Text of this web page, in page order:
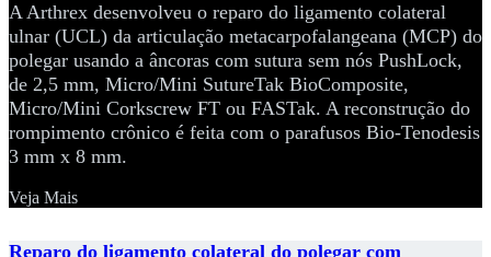
A Arthrex desenvolveu o reparo do ligamento colateral
ulnar (UCL) da articulação metacarpofalangeana (MCP) do
polegar usando a âncoras com sutura sem nós PushLock,
de 2,5 mm, Micro/Mini SutureTak BioComposite,
Micro/Mini Corkscrew FT ou FASTak. A reconstrução do
rompimento crônico é feita com o parafusos Bio-Tenodesis
3 mm x 8 mm.
Veja Mais
Reparo do ligamento colateral do polegar com